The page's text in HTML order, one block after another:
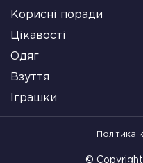
Корисні поради
Цікавості
Одяг
Взуття
Іграшки
©
Політика